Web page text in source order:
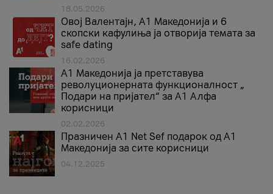
18.05.2026
Овој Валентајн, A1 Македонија и 6
скопски кафулиња ја отворија темата за
safe dating
16.02.2026
А1 Македонија ја претставува
револуционерната функционалност „
Подари на пријател“ за А1 Алфа
корисници
02.02.2026
Празничен A1 Net Sеf подарок од А1
Македонија за сите корисници
04.12.2025